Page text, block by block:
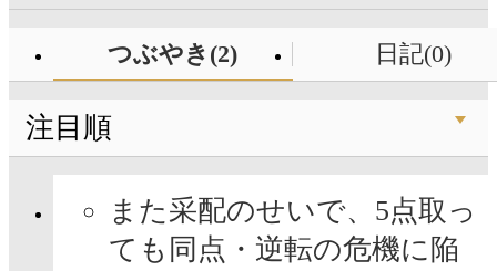
つぶやき(2) 日記(0)
注目順
また采配のせいで、5点取っ
ても同点・逆転の危機に陥